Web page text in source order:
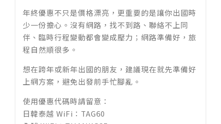
年終優惠不只是價格漂亮，更重要的是讓你出國時
少一份擔心。沒有網路，找不到路、聯絡不上同
伴、臨時行程變動都會變成壓力；網路準備好，旅
程自然順很多。
想在跨年或新年出國的朋友，建議現在就先準備好
上網方案，避免出發前手忙腳亂。
使用優惠代碼時請留意：
日韓泰越 WiFi：TAG60